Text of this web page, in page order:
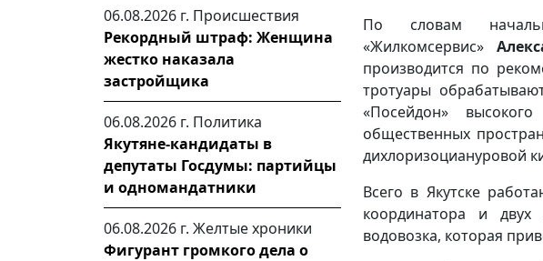
06.08.2026 г. Происшествия
Рекордный штраф: Женщина
жестко наказала
застройщика
06.08.2026 г. Политика
Якутяне-кандидаты в
депутаты Госдумы: партийцы
и одномандатники
06.08.2026 г. Желтые хроники
Фигурант громкого дела о
По словам
«Жилкомсервис»
производится по
тротуары
«Посейдон»
общественных
дихлоризоциануровой
Всего в Якутске
координатора и двух
водовозка, которая